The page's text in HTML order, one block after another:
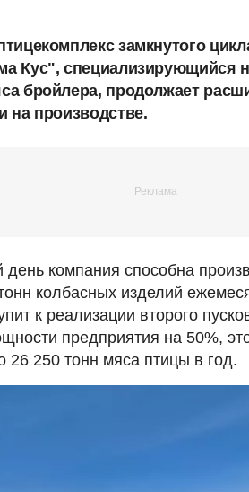
замкнутого
Кус", специализирующийся
бройлера, продолжает
на производстве.
компания способна
колбасных изделий
к реализации второго
предприятия на 50%,
26 250 тонн мяса птицы в год.